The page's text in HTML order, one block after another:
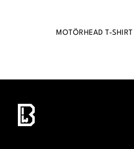
MOTÖRHEAD T-